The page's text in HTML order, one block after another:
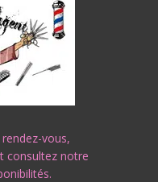
vous,
consultez notre